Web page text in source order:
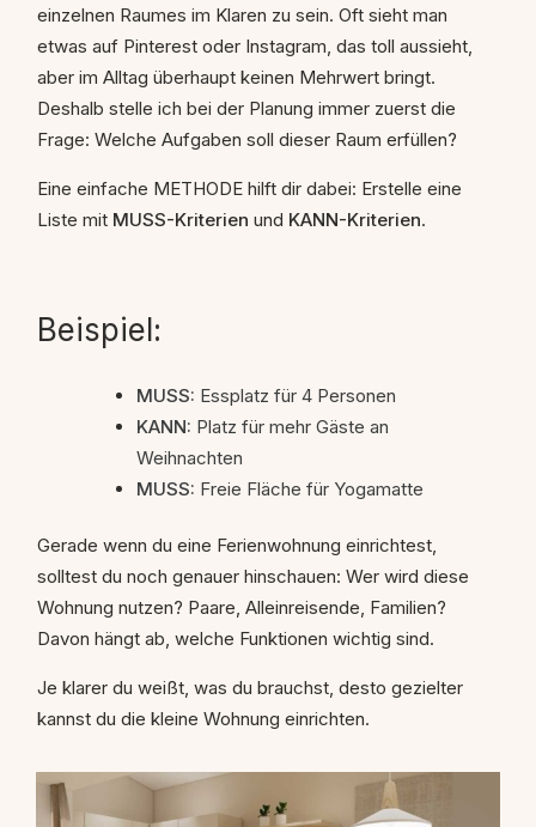
einzelnen Raumes im Klaren zu sein. Oft sieht man
etwas auf Pinterest oder Instagram, das toll aussieht,
aber im Alltag überhaupt keinen Mehrwert bringt.
Deshalb stelle ich bei der Planung immer zuerst die
Frage: Welche Aufgaben soll dieser Raum erfüllen?
Eine einfache METHODE hilft dir dabei: Erstelle eine
Liste mit MUSS-Kriterien und KANN-Kriterien.
Beispiel:
MUSS: Essplatz für 4 Personen
KANN: Platz für mehr Gäste an
Weihnachten
MUSS: Freie Fläche für Yogamatte
Gerade wenn du eine Ferienwohnung einrichtest,
solltest du noch genauer hinschauen: Wer wird diese
Wohnung nutzen? Paare, Alleinreisende, Familien?
Davon hängt ab, welche Funktionen wichtig sind.
Je klarer du weißt, was du brauchst, desto gezielter
kannst du die kleine Wohnung einrichten.